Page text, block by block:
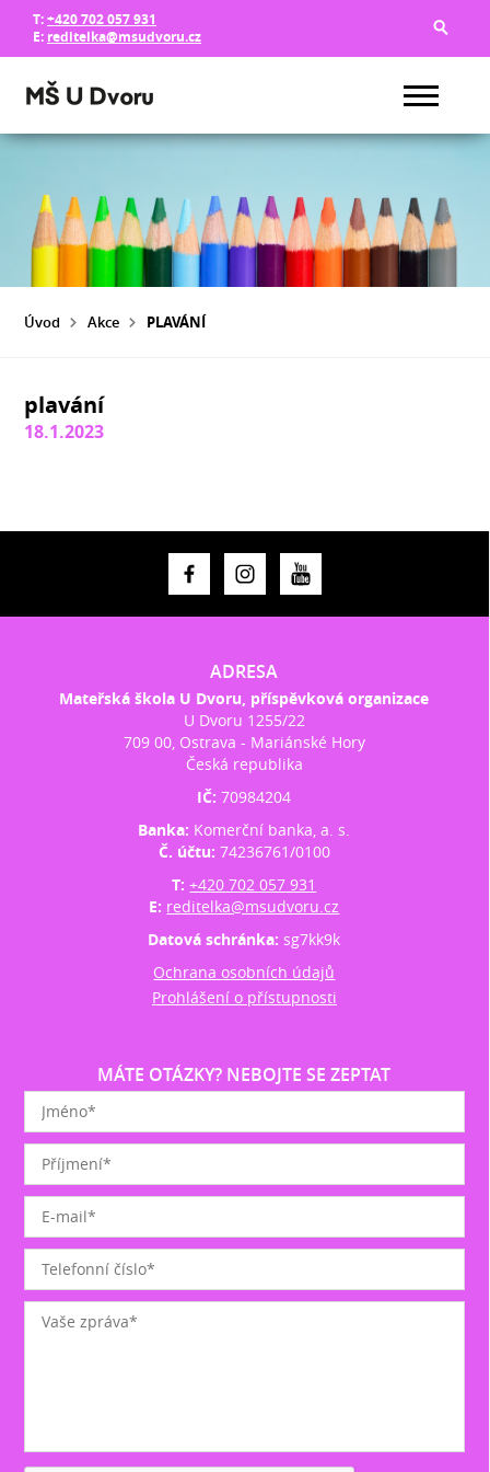
T:+420 702 057 931
E: reditelka@msudvoru.cz
Úvod Akce PLAVÁNÍ
plavání
18.1.2023
ADRESA
Mateřská škola U Dvoru, příspěvková organizace
U Dvoru 1255/22
709 00, Ostrava - Mariánské Hory
Česká republika
IČ:70984204
Banka: Komerční banka, a. s.
Č. účtu: 74236761/0100
T:+420 702 057 931
E: reditelka@msudvoru.cz
Datová schránka:sg7kk9k
Ochrana osobních údajů
Prohlášení o přístupnosti
MÁTE OTÁZKY? NEBOJTE SE ZEPTAT